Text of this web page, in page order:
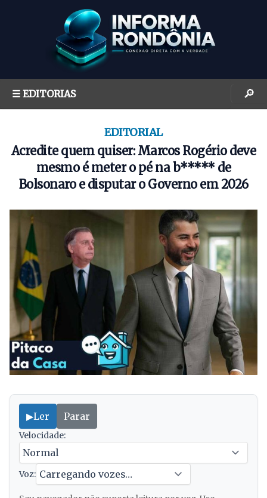
☰ EDITORIAS 🔎
EDITORIAL
Acredite quem quiser: Marcos Rogério deve
mesmo é meter o pé na b***** de
Bolsonaro e disputar o Governo em 2026
▶Ler Parar
Velocidade:
Voz: